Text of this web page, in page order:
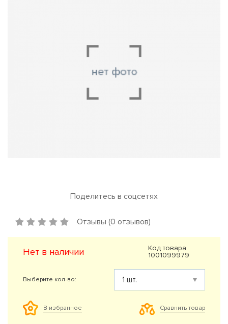
Поделитесь в соцсетях
Отзывы (0 отзывов)
Нет в наличии
Код товара:
1001099979
Выберите кол-во:
В избранное Сравнить товар